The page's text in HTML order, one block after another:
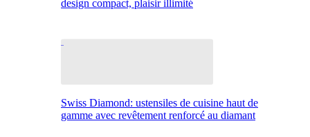
design compact, plaisir illimité
Swiss Diamond: ustensiles de cuisine haut de
gamme avec revêtement renforcé au diamant